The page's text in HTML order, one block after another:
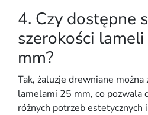
4. Czy dostępne
szerokości
mm?
Tak, żaluzje drewniane
lamelami 25 mm, co pozwala
różnych potrzeb estetycznych